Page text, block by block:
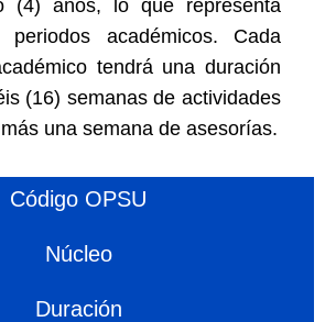
(4) años, lo que representa
académicos. Cada
tendrá una duración
(16) semanas de actividades
una semana de asesorías.
Código OPSU
Núcleo
Duración